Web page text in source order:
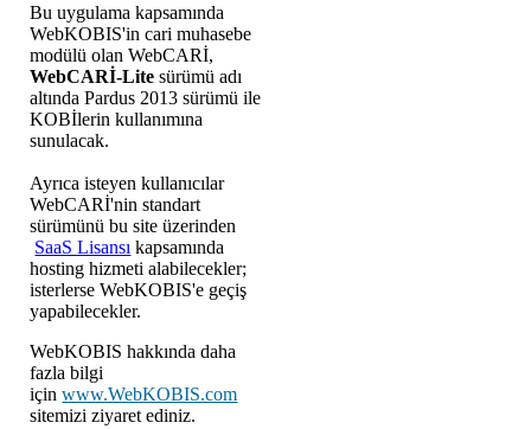
Bu uygulama kapsamında
WebKOBIS'in cari muhasebe
modülü olan WebCARİ,
WebCARİ-Lite sürümü adı
altında Pardus 2013 sürümü ile
KOBİlerin kullanımına
sunulacak.
Ayrıca isteyen kullanıcılar
WebCARİ'nin standart
sürümünü bu site üzerinden
SaaS Lisansı kapsamında
hosting hizmeti alabilecekler;
isterlerse WebKOBIS'e geçiş
yapabilecekler.
WebKOBIS hakkında daha
fazla bilgi
içinwww.WebKOBIS.com
sitemizi ziyaret ediniz.